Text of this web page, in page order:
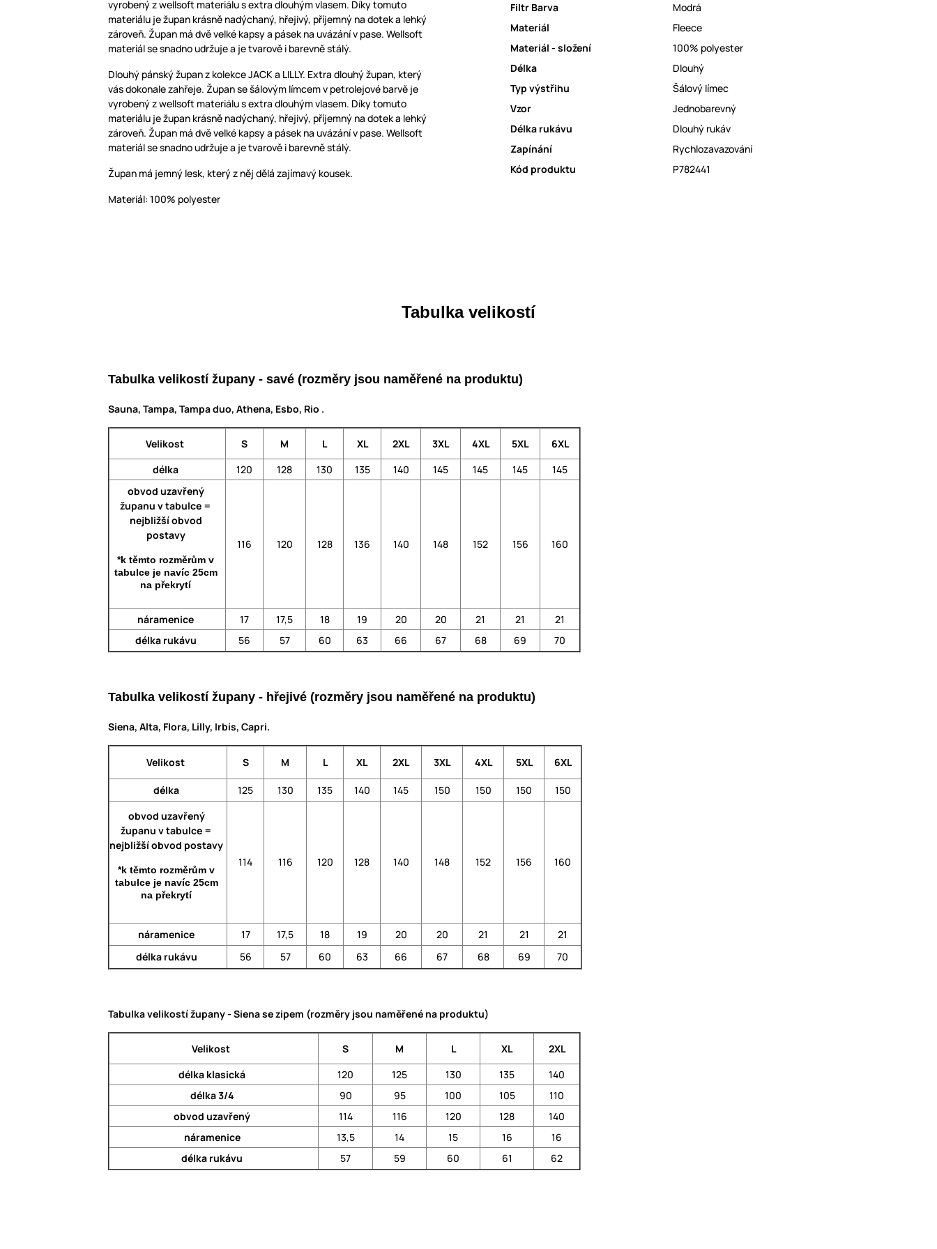
vyrobený z wellsoft materiálu s extra dlouhým vlasem. Díky tomuto
materiálu je župan krásně nadýchaný, hřejivý, příjemný na dotek a lehký
zároveň. Župan má dvě velké kapsy a pásek na uvázání v pase. Wellsoft
materiál se snadno udržuje a je tvarově i barevně stálý.
Dlouhý pánský župan z kolekce JACK a LILLY. Extra dlouhý župan, který
vás dokonale zahřeje. Župan se šálovým límcem v petrolejové barvě je
vyrobený z wellsoft materiálu s extra dlouhým vlasem. Díky tomuto
materiálu je župan krásně nadýchaný, hřejivý, příjemný na dotek a lehký
zároveň. Župan má dvě velké kapsy a pásek na uvázání v pase. Wellsoft
materiál se snadno udržuje a je tvarově i barevně stálý.
Župan má jemný lesk, který z něj dělá zajímavý kousek.
Materiál: 100% polyester
Filtr Barva
Modrá
Materiál
Fleece
Materiál - složení
100% polyester
Délka
Dlouhý
Typ výstřihu
Šálový límec
Vzor
Jednobarevný
Délka rukávu
Dlouhý rukáv
Zapínání
Rychlozavazování
Kód produktu
P782441
Tabulka velikostí
Tabulka velikostí župany - savé (rozměry jsou naměřené na produktu)
Sauna, Tampa, Tampa duo, Athena, Esbo, Rio .
Velikost S M L XL 2XL 3XL 4XL 5XL
6XL
délka
120 128 130 135 140 145 145 145
145
obvod uzavřený
županu v tabulce =
nejbližší obvod
postavy
*k těmto rozměrům v
tabulce je navíc 25cm
na překrytí
116 120 128 136 140 148 152 156 160
náramenice 17 17,5 18 19 20 20 21 21
21
délka rukávu
56 57 60 63 66 67 68 69 70
Tabulka velikostí župany - hřejivé (rozměry jsou naměřené na produktu)
Siena, Alta, Flora, Lilly, Irbis, Capri.
Velikost S M L XL 2XL 3XL 4XL 5XL 6XL
délka 125 130 135 140 145 150 150 150
150
obvod uzavřený
županu v tabulce =
nejbližší obvod postavy
*k těmto rozměrům v
tabulce je navíc 25cm
na překrytí
114 116 120 128 140 148 152 156 160
náramenice 17 17,5 18 19 20 20 21 21
21
délka rukávu
56 57 60 63 66 67 68 69 70
Tabulka velikostí župany - Siena se zipem (rozměry jsou naměřené na produktu)
Velikost S M L XL
2XL
délka klasická
120 125 130 135
140
délka 3/4
90 95 100 105
110
obvod uzavřený
114 116 120 128
140
náramenice
13,5 14 15 16
16
délka rukávu
57 59 60 61 62